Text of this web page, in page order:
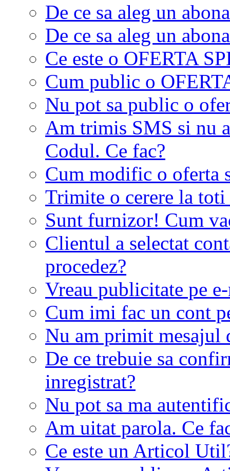
De ce sa aleg un
De ce sa aleg un
Ce este o OFERTA
Cum public o
Nu pot sa public o
Am trimis SMS si nu
Codul. Ce fac?
Cum modific o oferta
Trimite o cerere la
Sunt furnizor! Cum
Clientul a selectat
procedez?
Vreau publicitate pe
Cum imi fac un cont
Nu am primit mesajul
De ce trebuie sa
inregistrat?
Nu pot sa ma
Am uitat parola. Ce
Ce este un Articol